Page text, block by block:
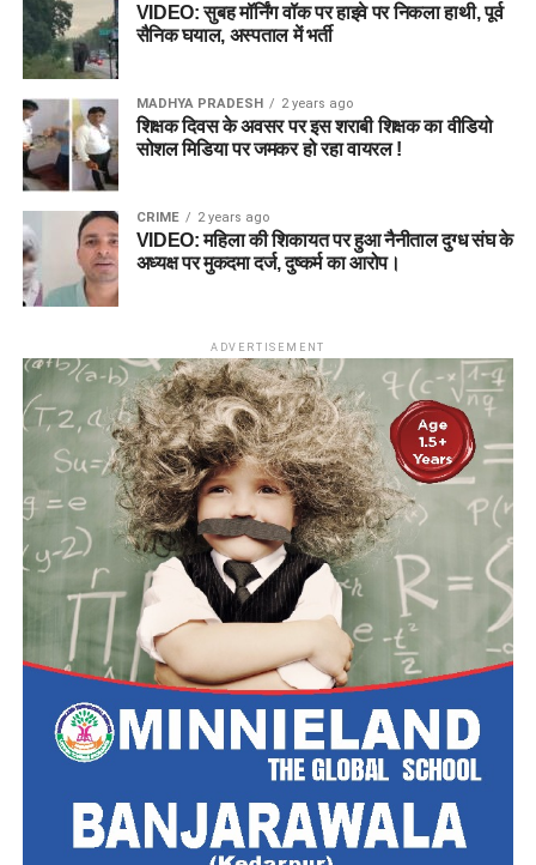
VIDEO: सुबह मॉर्निंग वॉक पर हाइवे पर निकला हाथी, पूर्व
सैनिक घयाल, अस्पताल में भर्ती
MADHYA PRADESH 2 years ago
शिक्षक दिवस के अवसर पर इस शराबी शिक्षक का वीडियो
सोशल मिडिया पर जमकर हो रहा वायरल !
CRIME 2 years ago
VIDEO: महिला की शिकायत पर हुआ नैनीताल दुग्ध संघ के
अध्यक्ष पर मुकदमा दर्ज, दुष्कर्म का आरोप।
ADVERTISEMENT